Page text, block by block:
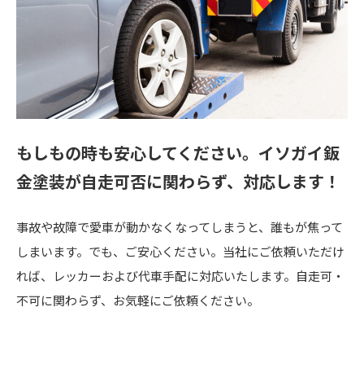
もしもの時も安心してください。 イソガイ鈑
金塗装が自走可否に関わらず、対応します！
事故や故障で愛車が動かなくなってしまうと、誰もが焦って
しまいます。でも、ご安心ください。当社にご依頼いただけ
れば、レッカーおよび代車手配に対応いたします。自走可・
不可に関わらず、お気軽にご依頼ください。